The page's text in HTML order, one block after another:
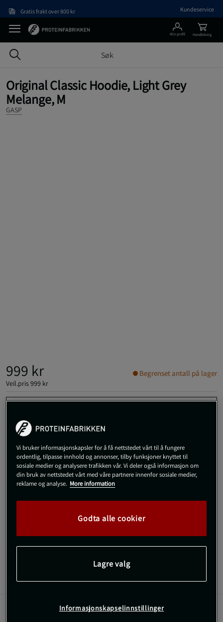
Gratis frakt over 800 kr Kundeservice
Min profil Handlekorg
Original Classic Hoodie, Light Grey
Melange, M
GASP
999 kr
Veil.pris999 kr
Begrenset antall på lager
Kjøp
Gratis frakt over 800 kr Gratis retur 14 dagers angrerett
SKU #221059903R | EAN7332576198625
Original Classic Hoodie fra Gasp kombinerer stil og
Les mer
Informasjon Anmeldelser
Denne hettegenseren er et utmerket valg for deg som er
Vi bruker informasjonskapsler for å få nettstedet vårt til å fungere
ordentlig, tilpasse innhold og annonser, tilby funksjoner knyttet til
sosiale medier og analysere trafikken vår. Vi deler også informasjon om
din bruk av nettstedet vårt med våre partnere innenfor sosiale medier,
reklame og analyse. More information
Godta alle cookier
Lagre valg
Informasjonskapselinnstillinger